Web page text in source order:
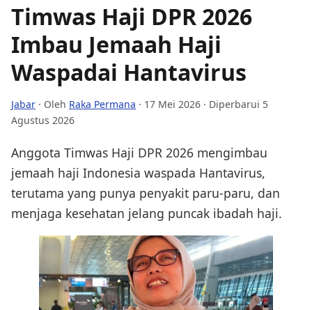
Timwas Haji DPR 2026
Imbau Jemaah Haji
Waspadai Hantavirus
Jabar · Oleh Raka Permana · 17 Mei 2026 · Diperbarui 5
Agustus 2026
Anggota Timwas Haji DPR 2026 mengimbau
jemaah haji Indonesia waspada Hantavirus,
terutama yang punya penyakit paru-paru, dan
menjaga kesehatan jelang puncak ibadah haji.